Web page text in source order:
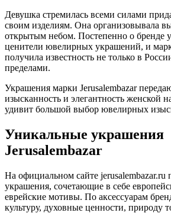
Девушка стремилась всеми силами
своим изделиям. Она организовывала
открытым небом. Постепенно о бренде
ценители ювелирных украшений, и
получила известность не только в
пределами.
Украшения марки Jerusalembazar
изысканность и элегантность женской
удивит большой выбор ювелирных
Уникальные украшения
Jerusalembazar
На официальном сайте jerusalembazar.ru
украшения, сочетающие в себе
еврейские мотивы. По аксессуарам
культуру, духовные ценности, природу